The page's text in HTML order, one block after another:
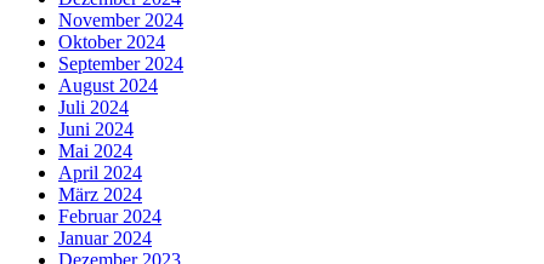
November 2024
Oktober 2024
September 2024
August 2024
Juli 2024
Juni 2024
Mai 2024
April 2024
März 2024
Februar 2024
Januar 2024